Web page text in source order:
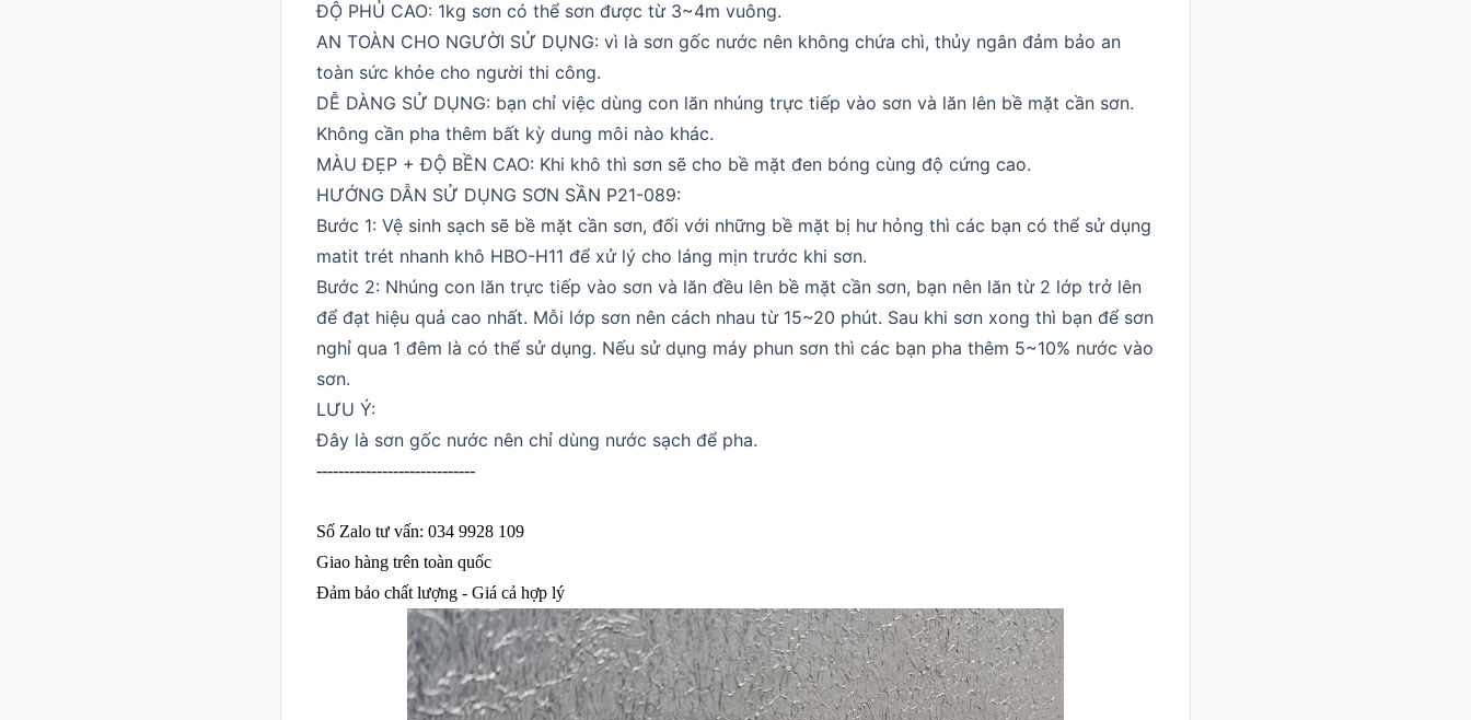
ĐỘ PHỦ CAO: 1kg sơn có thể sơn được từ 3~4m vuông.
AN TOÀN CHO NGƯỜI SỬ DỤNG: vì là sơn gốc nước nên không chứa chì, thủy ngân đảm bảo an
toàn sức khỏe cho người thi công.
DỄ DÀNG SỬ DỤNG: bạn chỉ việc dùng con lăn nhúng trực tiếp vào sơn và lăn lên bề mặt cần sơn.
Không cần pha thêm bất kỳ dung môi nào khác.
MÀU ĐẸP + ĐỘ BỀN CAO: Khi khô thì sơn sẽ cho bề mặt đen bóng cùng độ cứng cao.
HƯỚNG DẪN SỬ DỤNG SƠN SẦN P21-089:
Bước 1: Vệ sinh sạch sẽ bề mặt cần sơn, đối với những bề mặt bị hư hỏng thì các bạn có thể sử dụng
matit trét nhanh khô HBO-H11 để xử lý cho láng mịn trước khi sơn.
Bước 2: Nhúng con lăn trực tiếp vào sơn và lăn đều lên bề mặt cần sơn, bạn nên lăn từ 2 lớp trở lên
để đạt hiệu quả cao nhất. Mỗi lớp sơn nên cách nhau từ 15~20 phút. Sau khi sơn xong thì bạn để sơn
nghỉ qua 1 đêm là có thể sử dụng. Nếu sử dụng máy phun sơn thì các bạn pha thêm 5~10% nước vào
sơn.
LƯU Ý:
Đây là sơn gốc nước nên chỉ dùng nước sạch để pha.
-----------------------------
Số Zalo tư vấn: 034 9928 109
Giao hàng trên toàn quốc
Đảm bảo chất lượng - Giá cả hợp lý